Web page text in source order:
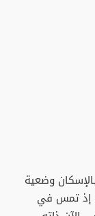
وضعية
إذ تمس في